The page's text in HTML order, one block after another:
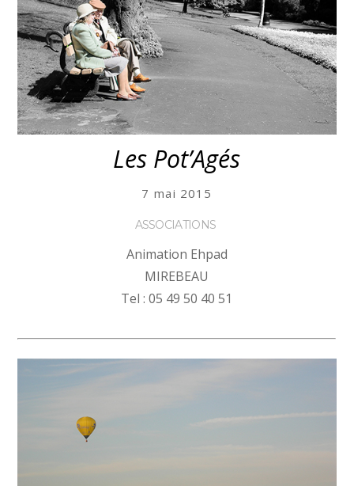
Les Pot’Agés
7 mai 2015
ASSOCIATIONS
Animation Ehpad
MIREBEAU
Tel : 05 49 50 40 51